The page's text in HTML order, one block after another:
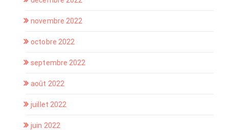
novembre 2022
octobre 2022
septembre 2022
août 2022
juillet 2022
juin 2022